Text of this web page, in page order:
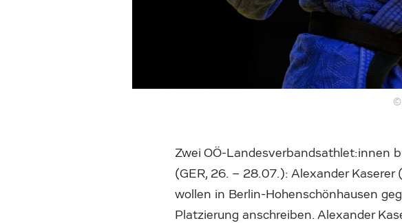
©
Zwei OÖ-Landesverbandsathlet:innen
(GER, 26. – 28.07.): Alexander
wollen in Berlin-Hohenschönhausen
Platzierung anschreiben. Alexander